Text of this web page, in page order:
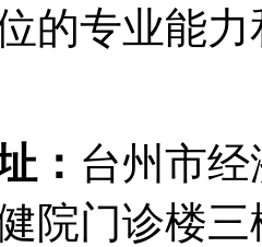
的专业能
： 台州市
院门诊楼